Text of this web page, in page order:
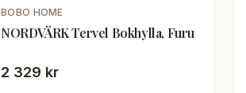
BOBO HOME
NORDVÄRK Tervel Bokhylla, Furu
2 329 kr